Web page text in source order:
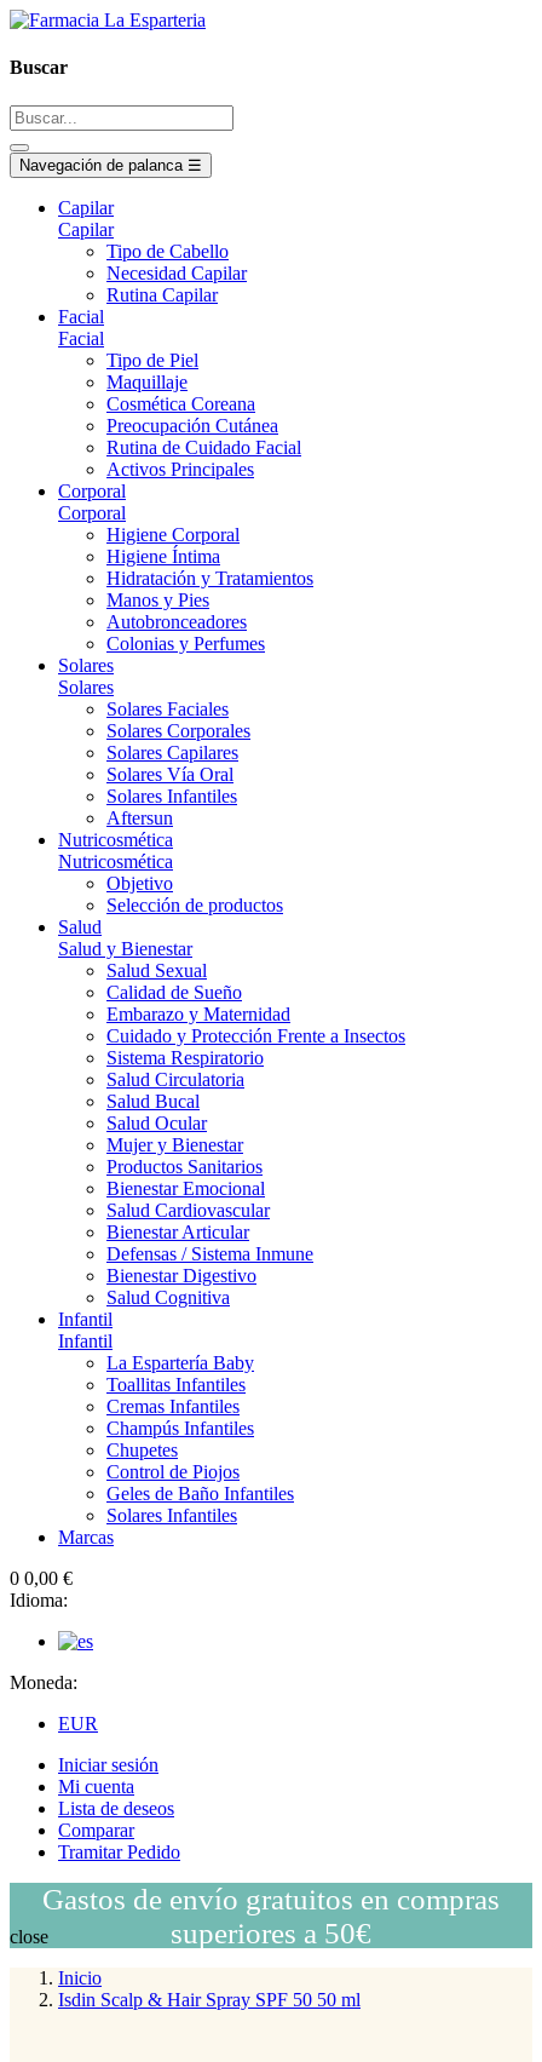
Buscar
Navegación de palanca ☰
Capilar
Capilar
Tipo de Cabello
Necesidad Capilar
Rutina Capilar
Facial
Facial
Tipo de Piel
Maquillaje
Cosmética Coreana
Preocupación Cutánea
Rutina de Cuidado Facial
Activos Principales
Corporal
Corporal
Higiene Corporal
Higiene Íntima
Hidratación y Tratamientos
Manos y Pies
Autobronceadores
Colonias y Perfumes
Solares
Solares
Solares Faciales
Solares Corporales
Solares Capilares
Solares Vía Oral
Solares Infantiles
Aftersun
Nutricosmética
Nutricosmética
Objetivo
Selección de productos
Salud
Salud y Bienestar
Salud Sexual
Calidad de Sueño
Embarazo y Maternidad
Cuidado y Protección Frente a Insectos
Sistema Respiratorio
Salud Circulatoria
Salud Bucal
Salud Ocular
Mujer y Bienestar
Productos Sanitarios
Bienestar Emocional
Salud Cardiovascular
Bienestar Articular
Defensas / Sistema Inmune
Bienestar Digestivo
Salud Cognitiva
Infantil
Infantil
La Espartería Baby
Toallitas Infantiles
Cremas Infantiles
Champús Infantiles
Chupetes
Control de Piojos
Geles de Baño Infantiles
Solares Infantiles
Marcas
0 0,00 €
Idioma:
Moneda:
EUR
Iniciar sesión
Mi cuenta
Lista de deseos
Comparar
Tramitar Pedido
Gastos de envío gratuitos en compras
superiores a 50€
close
Inicio
Isdin Scalp & Hair Spray SPF 50 50 ml